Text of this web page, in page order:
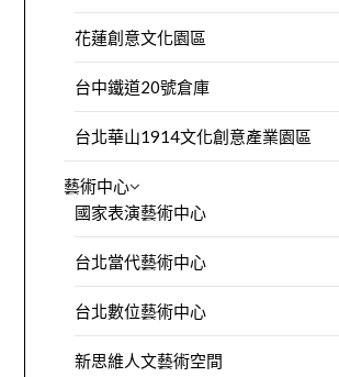
花蓮創意文化園區
台中鐵道20號倉庫
台北華山1914文化創意產業園區
藝術中心
國家表演藝術中心
台北當代藝術中心
台北數位藝術中心
新思維人文藝術空間